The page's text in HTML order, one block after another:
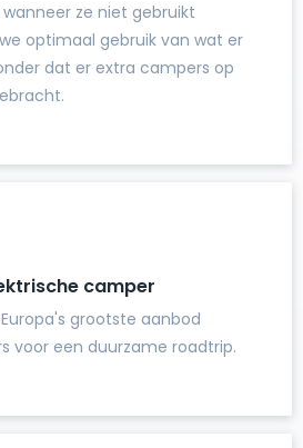
ze niet gebruikt
optimaal gebruik van wat er
dat er extra campers op
camper
grootste aanbod
voor een duurzame roadtrip.